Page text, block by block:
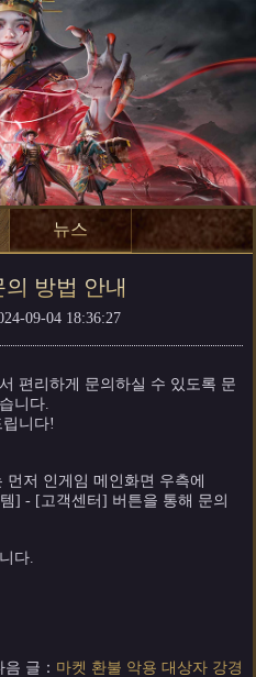
뉴스
방법 안내
09-04 18:36:27
편리하게 문의하실 수 있도록 문
니다.
니다!
저 인게임 메인화면 우측에
] - [고객센터] 버튼을 통해 문의
다.
음 글： 마켓 환불 악용 대상자 강경